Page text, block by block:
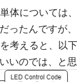
については、
ったんですが
考えると、以
いのでは、と思